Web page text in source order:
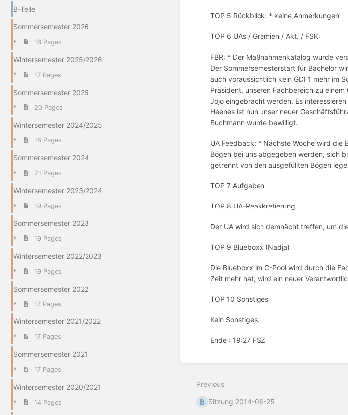
B-Teile
Sommersemester 2026
16 Pages
Wintersemester 2025/2026
17 Pages
Sommersemester 2025
20 Pages
Wintersemester 2024/2025
18 Pages
Sommersemester 2024
21 Pages
Wintersemester 2023/2024
19 Pages
Sommersemester 2023
19 Pages
Wintersemester 2022/2023
19 Pages
Sommersemester 2022
17 Pages
Wintersemester 2021/2022
17 Pages
Sommersemester 2021
17 Pages
Wintersemester 2020/2021
14 Pages
TOP 5 Rückblick: * keine Anmerkungen
TOP 6 UAs / Gremien / Akt. / FSK:
FBR: * Der Maßnahmenkatalog wurde
Der Sommersemesterstart für Bachelor
auch voraussichtlich kein GDI 1 mehr im
Präsident, unseren Fachbereich zu
Jojo eingebracht werden. Es
Heenes ist nun unser neuer
Buchmann wurde bewilligt.
UA Feedback: * Nächste Woche wird die
Bögen bei uns abgegeben werden, sich
getrennt von den ausgefüllten Bögen
TOP 7 Aufgaben
TOP 8 UA-Reakkretierung
Der UA wird sich demnächt treffen, um
TOP 9 Blueboxx (Nadja)
Die Blueboxx im C-Pool wird durch die
Zeit mehr hat, wird ein neuer
TOP 10 Sonstiges
Kein Sonstiges.
Ende : 19:27 FSZ
mode
Previous
Sitzung 2014-06-25